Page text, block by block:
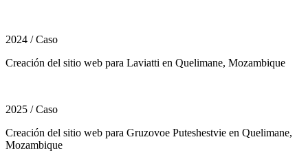
2024 / Caso
Creación del sitio web para Laviatti en Quelimane, Mozambique
2025 / Caso
Creación del sitio web para Gruzovoe Puteshestvie en Quelimane,
Mozambique